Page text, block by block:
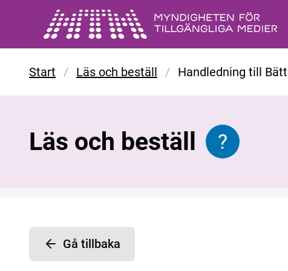
Gå till huvudinnehåll
Start / Läs och beställ / Handledning till
Läs och beställ ?Information
Gå tillbaka